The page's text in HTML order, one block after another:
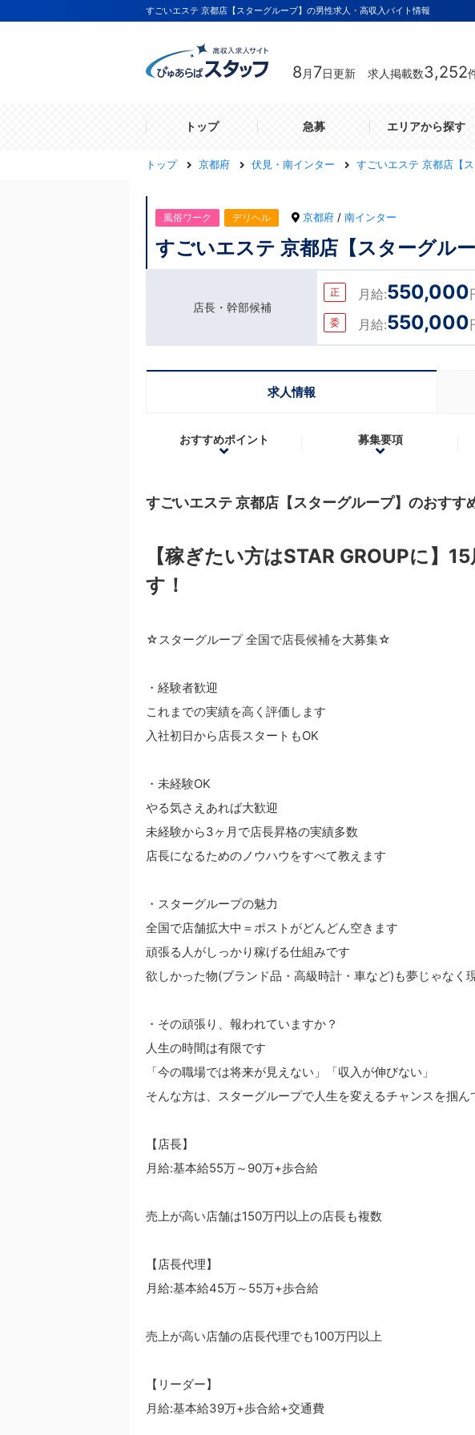
すごいエステ 京都店【スターグループ】の男性求人・高収入バイト情報
8 月 7日更新 求人掲載数3,252
トップ 急募 エリアから探す
トップ 京都府 伏見・南インター すごいエステ 京都店【ス
風俗ワーク デリヘル 京都府 / 南インター
すごいエステ 京都店【スターグルー
店長・幹部候補
正 月給:550,000
委 月給:550,000
求人情報
おすすめポイント 募集要項
すごいエステ 京都店【スターグループ】のおすす
【稼ぎたい方はSTAR GROUPに】
す！
☆スターグループ 全国で店長候補を大募集☆
・経験者歓迎
これまでの実績を高く評価します
入社初日から店長スタートもOK
・未経験OK
やる気さえあれば大歓迎
未経験から3ヶ月で店長昇格の実績多数
店長になるためのノウハウをすべて教えます
・スターグループの魅力
全国で店舗拡大中＝ポストがどんどん空きます
頑張る人がしっかり稼げる仕組みです
欲しかった物(ブランド品・高級時計・車など)も夢じゃなく
・その頑張り、報われていますか？
人生の時間は有限です
「今の職場では将来が見えない」「収入が伸びない」
そんな方は、スターグループで人生を変えるチャンスを掴ん
【店長】
月給:基本給55万～90万+歩合給
売上が高い店舗は150万円以上の店長も複数
【店長代理】
月給:基本給45万～55万+歩合給
売上が高い店舗の店長代理でも100万円以上
【リーダー】
月給:基本給39万+歩合給+交通費